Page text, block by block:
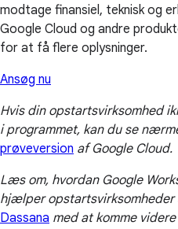
modtage finansiel, teknisk og
Google Cloud og andre
for at få flere oplysninger.
Ansøg nu
Hvis din opstartsvirksomhed
i programmet, kan du se
prøveversion af Google Cloud.
Læs om, hvordan Google
hjælper opstartsvirksomheder
Dassana med at komme